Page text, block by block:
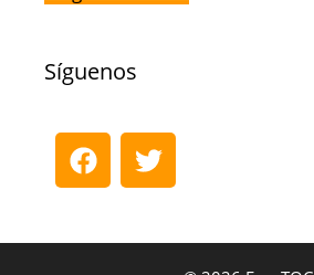
Síguenos